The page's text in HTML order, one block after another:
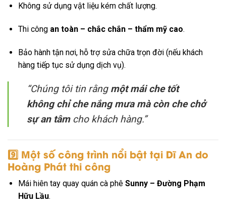
Không sử dụng vật liệu kém chất lượng.
Thi công an toàn – chắc chắn – thẩm mỹ cao.
Bảo hành tận nơi, hỗ trợ sửa chữa trọn đời (nếu khách
hàng tiếp tục sử dụng dịch vụ).
“Chúng tôi tin rằng một mái che tốt
không chỉ che nắng mưa mà còn che chở
sự an tâmcho khách hàng.”
9️⃣ Một số công trình nổi bật tại Dĩ An do
Hoàng Phát thi công
Mái hiên tay quay quán cà phê Sunny – Đường Phạm
Hữu Lầu.